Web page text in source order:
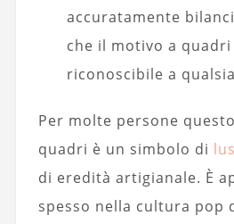
accuratamente
che il motivo a quadri
riconoscibile a
Per molte persone
quadri è un simbolo di
di eredità artigianale. È
spesso nella cultura pop